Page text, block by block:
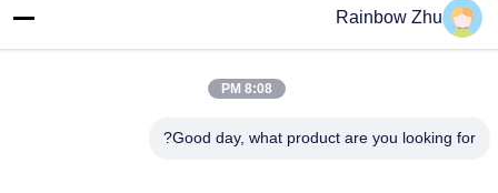
اشترك في نشرتنا الإخبارية للحصول على خصومات وأكثر.
Rainbow Zhu
8:08 PM
Good day, what product are you looking for?